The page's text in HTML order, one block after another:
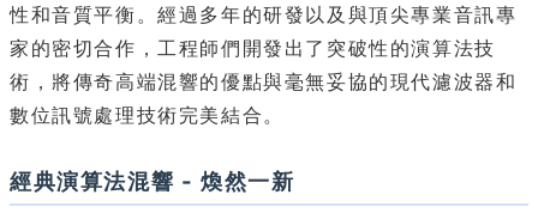
性和音質平衡。經過多年的研發以及與頂尖專業音訊專
家的密切合作，工程師們開發出了突破性的演算法技
術，將傳奇高端混響的優點與毫無妥協的現代濾波器和
數位訊號處理技術完美結合。
經典演算法混響 - 煥然一新